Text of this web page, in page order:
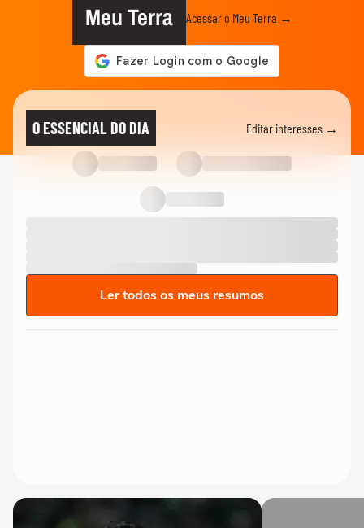
Meu Terra Acessar o Meu Terra →
O ESSENCIAL DO DIA Editar interesses →
Ler todos os meus resumos